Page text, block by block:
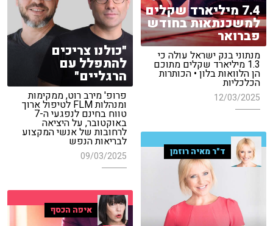
7.4 מיליארד שקלים
למשכנתאות בחודש
פברואר
מנתוני בנק ישראל עולה כי
1.3 מיליארד שקלים מתוכם
הן הלוואות בלון • הכותרות
הכלכליות
12/03/2025
"כולנו צריכים
להתפלל עם
הרגליים"
פרופ' מירב רוט, ממקימות
ומנהלות FLM לטיפול ארוך
טווח בחינם לנפגעי ה-7
באוקטובר, על היציאה
לרחובות של אנשי המקצוע
לבריאות הנפש
09/03/2025 ד"ר מאיה רוזמן
איפה הכסף